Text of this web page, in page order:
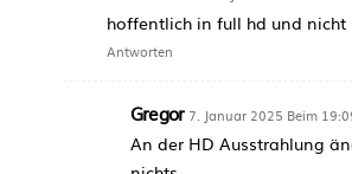
hoffentlich in full hd und nicht
Antworten
Gregor 7. Januar 2025 Beim
An der HD Ausstrahlung